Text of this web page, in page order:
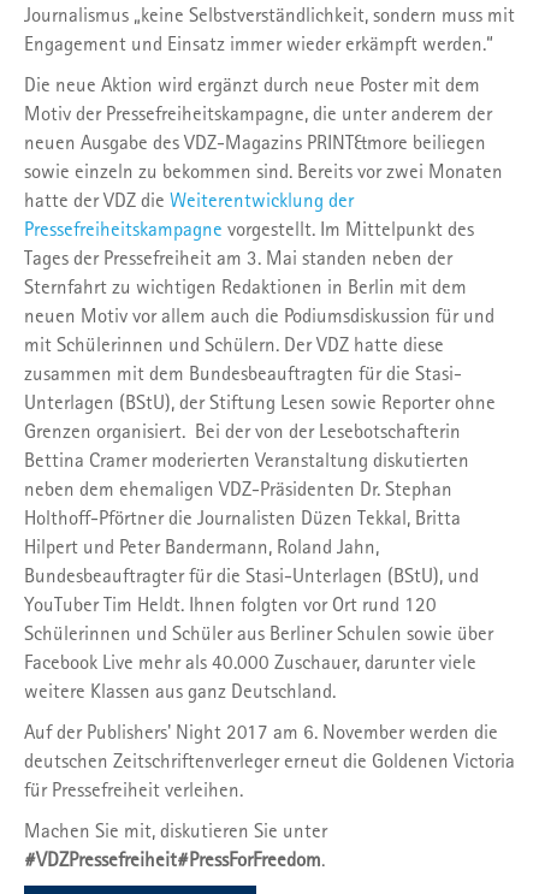
Journalismus „keine Selbstverständlichkeit, sondern muss mit
Engagement und Einsatz immer wieder erkämpft werden.“
Die neue Aktion wird ergänzt durch neue Poster mit dem
Motiv der Pressefreiheitskampagne, die unter anderem der
neuen Ausgabe des VDZ-Magazins PRINT&more beiliegen
sowie einzeln zu bekommen sind. Bereits vor zwei Monaten
hatte der VDZ die Weiterentwicklung der
Pressefreiheitskampagne vorgestellt. Im Mittelpunkt des
Tages der Pressefreiheit am 3. Mai standen neben der
Sternfahrt zu wichtigen Redaktionen in Berlin mit dem
neuen Motiv vor allem auch die Podiumsdiskussion für und
mit Schülerinnen und Schülern. Der VDZ hatte diese
zusammen mit dem Bundesbeauftragten für die Stasi-
Unterlagen (BStU), der Stiftung Lesen sowie Reporter ohne
Grenzen organisiert. Bei der von der Lesebotschafterin
Bettina Cramer moderierten Veranstaltung diskutierten
neben dem ehemaligen VDZ-Präsidenten Dr. Stephan
Holthoff-Pförtner die Journalisten Düzen Tekkal, Britta
Hilpert und Peter Bandermann, Roland Jahn,
Bundesbeauftragter für die Stasi-Unterlagen (BStU), und
YouTuber Tim Heldt. Ihnen folgten vor Ort rund 120
Schülerinnen und Schüler aus Berliner Schulen sowie über
Facebook Live mehr als 40.000 Zuschauer, darunter viele
weitere Klassen aus ganz Deutschland.
Auf der Publishers' Night 2017 am 6. November werden die
deutschen Zeitschriftenverleger erneut die Goldenen Victoria
für Pressefreiheit verleihen.
Machen Sie mit, diskutieren Sie unter
#VDZPressefreiheit#PressForFreedom.